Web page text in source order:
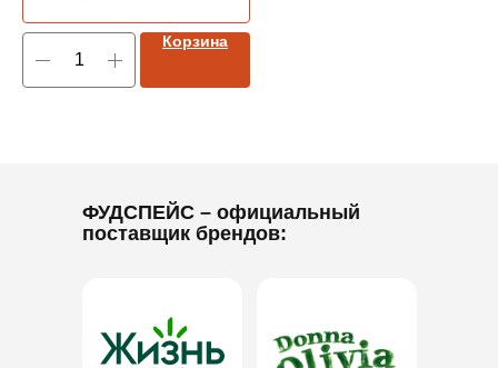
Корзина
ФУДСПЕЙС – официальный
поставщик брендов: